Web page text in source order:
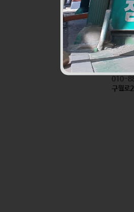
진로할
010-
구월로